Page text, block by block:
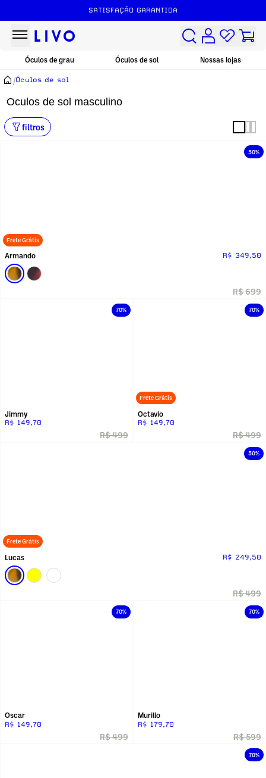
FRETE GRÁTIS ACIMA DE R$149
SATISFAÇÃO GARANTIDA
Óculos de grau Óculos de sol Nossas lojas
Oculos de sol masculino
/Óculos de sol
filtros
50%
Frete Grátis
Armando R$ 349,50
R$ 699
70%
Jimmy
R$ 149,70
R$ 499
70%
Frete Grátis
Octavio
R$ 149,70
R$ 499
50%
Frete Grátis
Lucas R$ 249,50
R$ 499
70%
Oscar
R$ 149,70
R$ 499
70%
Murillo
R$ 179,70
R$ 599
70%